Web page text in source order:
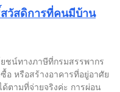
วัสดิการที่คนมีบ้าน
ชน์ทางภาษีที่กรมสรรพากร
อ หรือสร้างอาคารที่อยู่อาศัย
ตามที่จ่ายจริงค่ะ การผ่อน